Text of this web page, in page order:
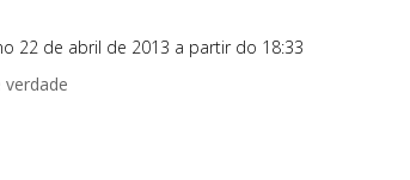
22 de abril de 2013 a partir do 18:33
verdade